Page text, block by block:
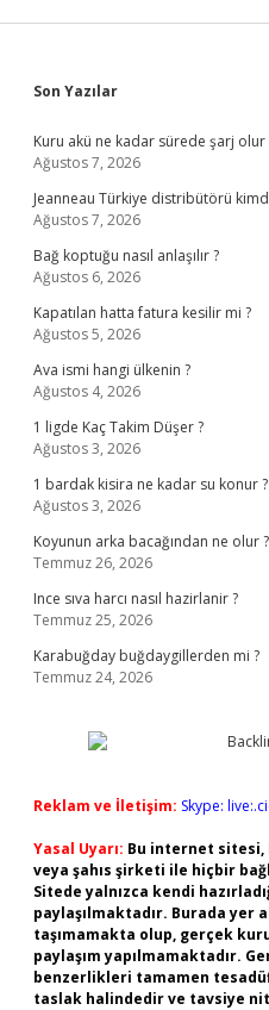
Sidebar
Son Yazılar
Kuru akü ne kadar sürede şarj olur
Ağustos 7, 2026
Jeanneau Türkiye distribütörü
Ağustos 7, 2026
Bağ koptuğu nasıl anlaşılır ?
Ağustos 6, 2026
Kapatılan hatta fatura kesilir mi ?
Ağustos 5, 2026
Ava ismi hangi ülkenin ?
Ağustos 4, 2026
1 ligde Kaç Takim Düşer ?
Ağustos 3, 2026
1 bardak kisira ne kadar su konur ?
Ağustos 3, 2026
Koyunun arka bacağından ne olur ?
Temmuz 26, 2026
Ince sıva harcı nasıl hazirlanir ?
Temmuz 25, 2026
Karabuğday buğdaygillerden mi ?
Temmuz 24, 2026
Reklam ve İletişim: Skype:
Yasal Uyarı: Bu internet sitesi,
veya şahıs şirketi ile hiçbir
Sitede yalnızca kendi
paylaşılmaktadır. Burada
taşımamakta olup, gerçek
paylaşım yapılmamaktadır.
benzerlikleri tamamen
taslak halindedir ve tavsiye